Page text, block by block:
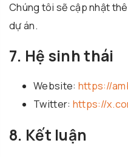
Chúng tôi sẽ cập nhật
dự án.
7. Hệ sinh thái
Website: https://
Twitter: https://
8. Kết luận